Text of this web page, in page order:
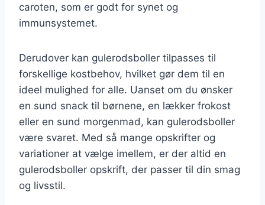
caroten, som er godt for synet og
immunsystemet.
Derudover kan gulerodsboller tilpasses til
forskellige kostbehov, hvilket gør dem til en
ideel mulighed for alle. Uanset om du ønsker
en sund snack til børnene, en lækker frokost
eller en sund morgenmad, kan gulerodsboller
være svaret. Med så mange opskrifter og
variationer at vælge imellem, er der altid en
gulerodsboller opskrift, der passer til din smag
og livsstil.